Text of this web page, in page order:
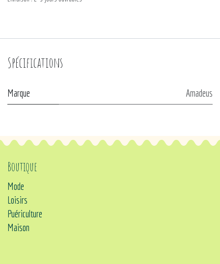
Spécifications
Marque Amadeus
Boutique
Mode
Loisirs
Puériculture
Maison